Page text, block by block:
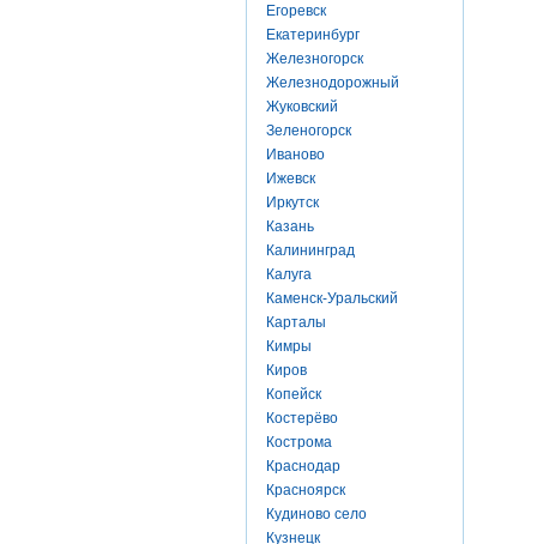
Егоревск
Екатеринбург
Железногорск
Железнодорожный
Жуковский
Зеленогорск
Иваново
Ижевск
Иркутск
Казань
Калининград
Калуга
Каменск-Уральский
Карталы
Кимры
Киров
Копейск
Костерёво
Кострома
Краснодар
Красноярск
Кудиново село
Кузнецк